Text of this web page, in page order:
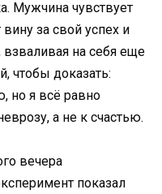
Мужчина чувствует
за свой успех и
взваливая на себя еще
чтобы доказать:
но я всё равно
а не к счастью.
вечера
показал